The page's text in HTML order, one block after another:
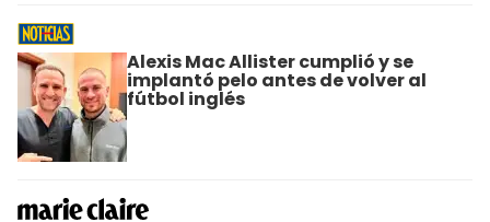
Alexis Mac Allister cumplió y se
implantó pelo antes de volver al
fútbol inglés